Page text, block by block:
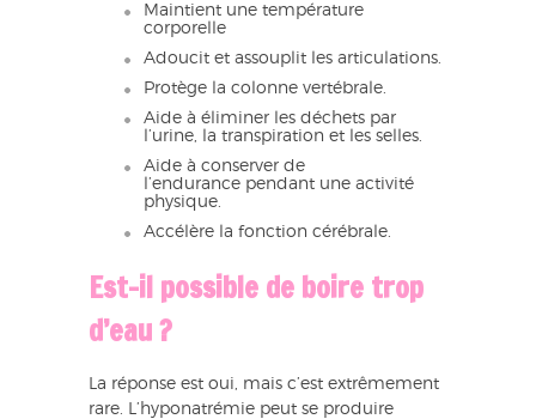
Maintient une température
corporelle
Adoucit et assouplit les articulations.
Protège la colonne vertébrale.
Aide à éliminer les déchets par
l’urine, la transpiration et les selles.
Aide à conserver de
l’endurance pendant une activité
physique.
Accélère la fonction cérébrale.
Est-il possible de boire trop
d’eau ?
La réponse est oui, mais c’est extrêmement
rare. L’hyponatrémie peut se produire